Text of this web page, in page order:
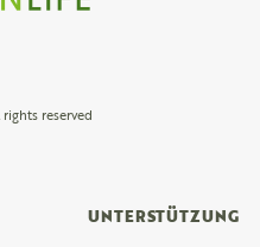
rights reserved
UNTERSTÜTZUNG